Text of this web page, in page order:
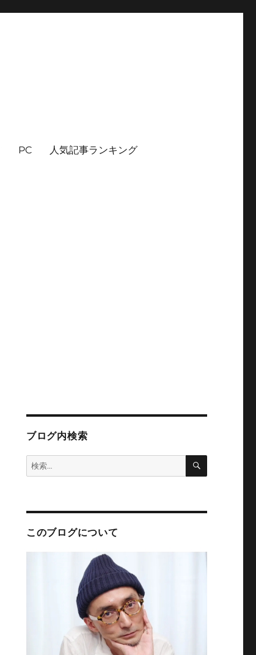
PC 人気記事ランキング
ブログ内検索
検
索:
検
このブログについて